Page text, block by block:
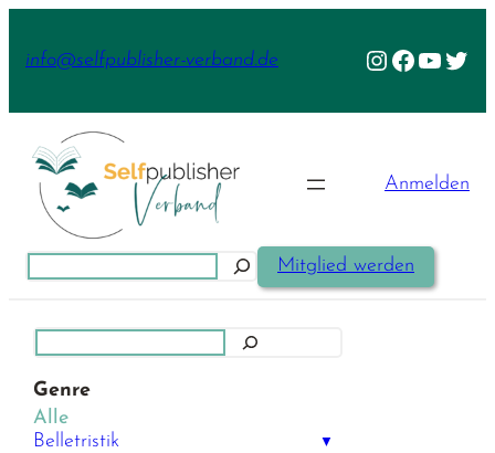
Inhalt
info@selfpublisher-verband.de Instagram
Facebook
Anmelden
Mitglied werden
Genre
Alle
Belletristik
▼